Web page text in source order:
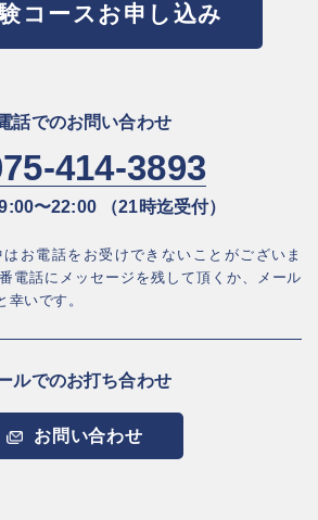
コースお申し込み
話でのお問い合わせ
414-3893
〜22:00 （21時迄受付）
お電話をお受けできないことがございま
電話にメッセージを残して頂くか、メール
いです。
ルでのお打ち合わせ
お問い合わせ